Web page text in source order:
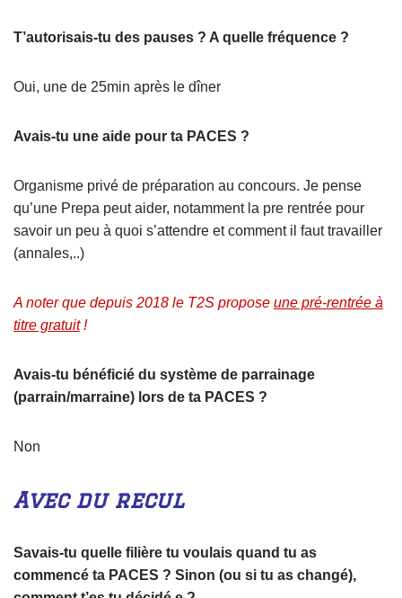
T’autorisais-tu des pauses ? A quelle fréquence ?
Oui, une de 25min après le dîner
Avais-tu une aide pour ta PACES ?
Organisme privé de préparation au concours. Je pense
qu’une Prepa peut aider, notamment la pre rentrée pour
savoir un peu à quoi s’attendre et comment il faut travailler
(annales,..)
A noter que depuis 2018 le T2S propose une pré-rentrée à
titre gratuit!
Avais-tu bénéficié du système de parrainage
(parrain/marraine) lors de ta PACES ?
Non
Avec du recul
Savais-tu quelle filière tu voulais quand tu as
commencé ta PACES ? Sinon (ou si tu as changé),